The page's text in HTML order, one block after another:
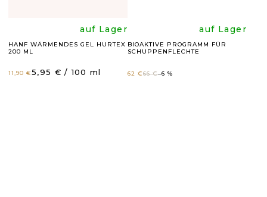
HANF WÄRMENDES GEL HURTEX
200 ML
Die
auf Lager
11,90 €Verkaufspreis:
5,95 € / 100 ml
BIOAKTIVE PROGRAMM FÜR
SCHUPPENFLECHTE
Die
auf Lager
62 €66 €–6 %